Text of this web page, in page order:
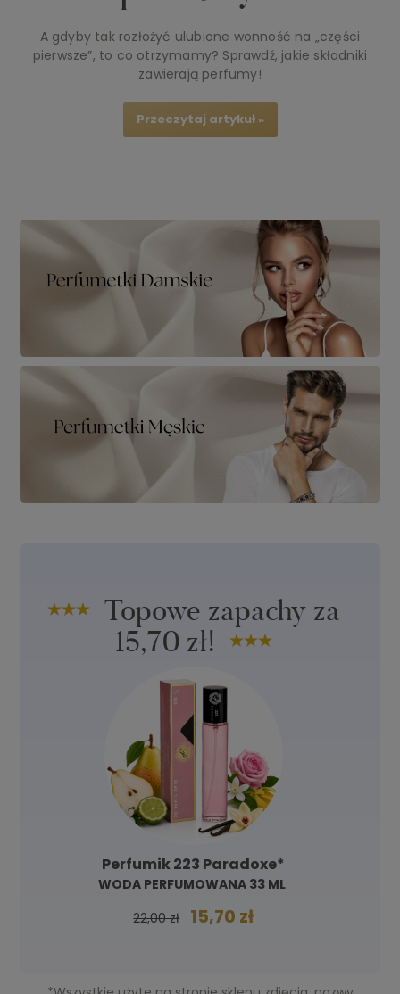
A gdyby tak rozłożyć ulubione wonność na „części
pierwsze”, to co otrzymamy? Sprawdź, jakie składniki
zawierają perfumy!
Przeczytaj artykuł »
Topowe zapachy za
15,70 zł!
Perfumik 223 Paradoxe*
WODA PERFUMOWANA 33 ML
22,00 zł
15,70 zł